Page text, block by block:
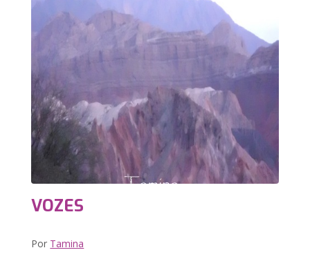
VOZES
Por Tamina